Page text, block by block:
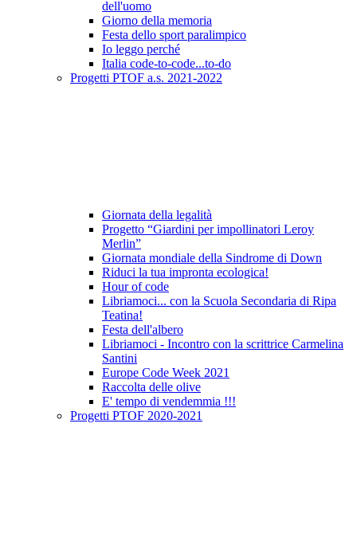
dell'uomo
Giorno della memoria
Festa dello sport paralimpico
Io leggo perché
Italia code-to-code...to-do
Progetti PTOF a.s. 2021-2022
Giornata della legalità
Progetto “Giardini per impollinatori Leroy
Merlin”
Giornata mondiale della Sindrome di Down
Riduci la tua impronta ecologica!
Hour of code
Libriamoci... con la Scuola Secondaria di Ripa
Teatina!
Festa dell'albero
Libriamoci - Incontro con la scrittrice Carmelina
Santini
Europe Code Week 2021
Raccolta delle olive
E' tempo di vendemmia !!!
Progetti PTOF 2020-2021